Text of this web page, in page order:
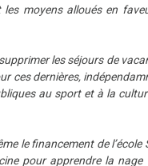
moyens alloués en
les séjours de
ces dernières,
au sport et à la
le financement de l’école
pour apprendre la nage